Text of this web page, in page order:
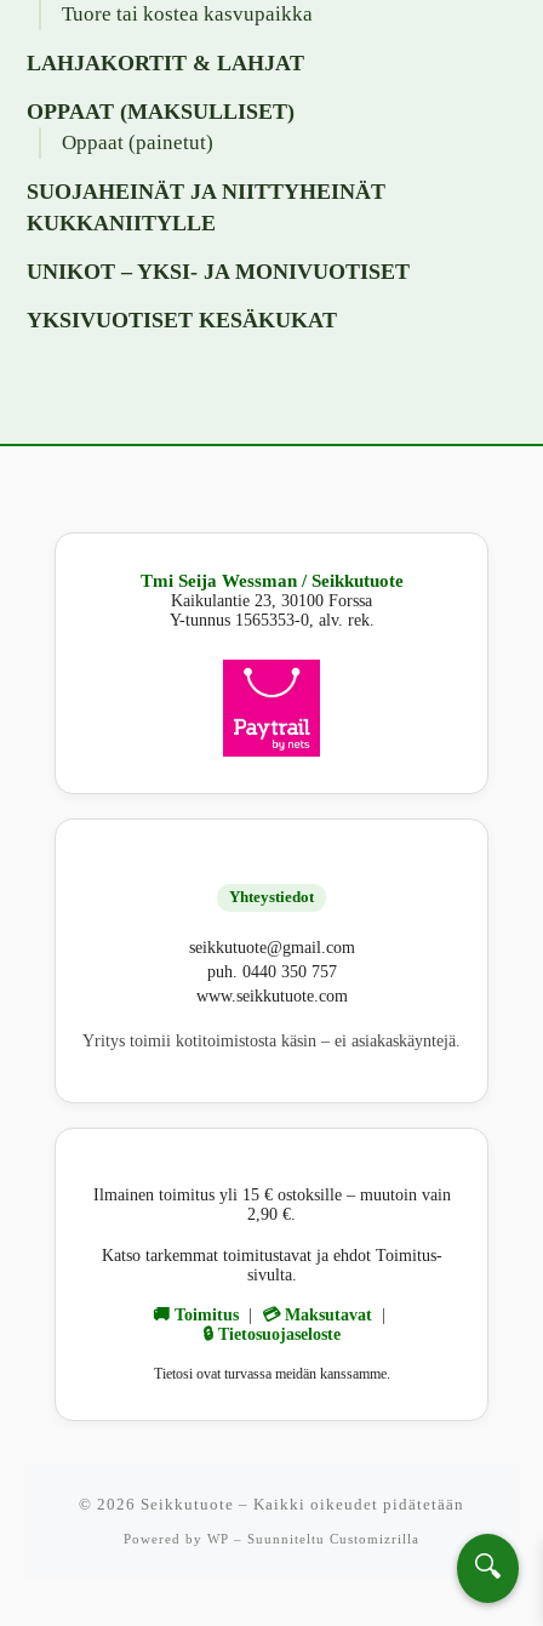
Tuore tai kostea kasvupaikka
LAHJAKORTIT & LAHJAT
OPPAAT (MAKSULLISET)
Oppaat (painetut)
SUOJAHEINÄT JA NIITTYHEINÄT
KUKKANIITYLLE
UNIKOT – YKSI- JA MONIVUOTISET
YKSIVUOTISET KESÄKUKAT
Tmi Seija Wessman / Seikkutuote
Kaikulantie 23, 30100 Forssa
Y-tunnus 1565353-0, alv. rek.
Yhteystiedot
seikkutuote@gmail.com
puh. 0440 350 757
www.seikkutuote.com
Yritys toimii kotitoimistosta käsin – ei asiakaskäyntejä.
Ilmainen toimitus yli 15 € ostoksille – muutoin vain
2,90 €.
Katso tarkemmat toimitustavat ja ehdot Toimitus-
sivulta.
🚚 Toimitus 💳 Maksutavat
🔒 Tietosuojaseloste
Tietosi ovat turvassa meidän kanssamme.
© 2026 Seikkutuote – Kaikki oikeudet pidätetään
Powered by WP – Suunniteltu Customizrilla
🔍